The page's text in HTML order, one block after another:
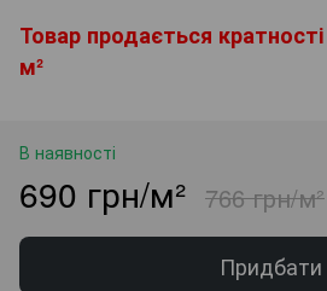
Товар продається
м²
В наявності
690 грн/м² 766 грн/м²
Придбати